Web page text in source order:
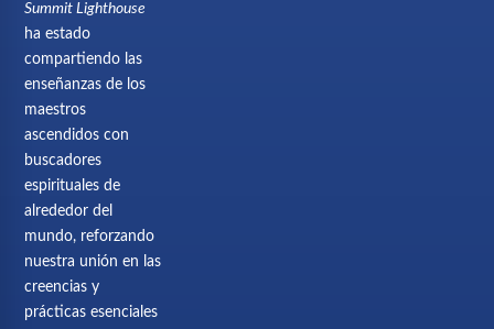
Summit Lighthouse
ha estado
compartiendo las
enseñanzas de los
maestros
ascendidos con
buscadores
espirituales de
alrededor del
mundo, reforzando
nuestra unión en las
creencias y
prácticas esenciales